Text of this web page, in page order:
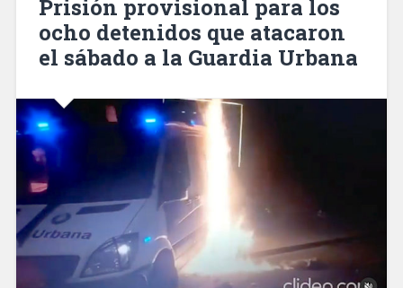
Prisión provisional para los
ocho detenidos que atacaron
el sábado a la Guardia Urbana